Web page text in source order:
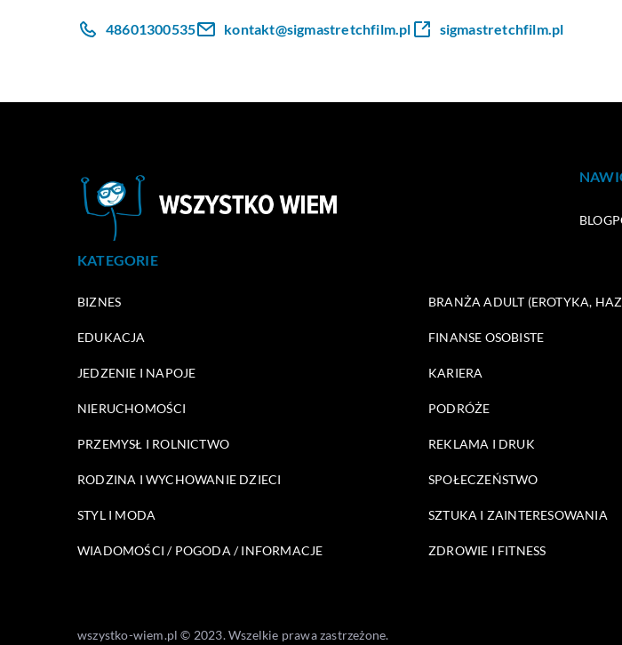
48601300535 kontakt@sigmastretchfilm.pl sigmastretchfilm.pl
BLOG
KATEGORIE
BIZNES BRANŻA ADULT (EROTYKA,
EDUKACJA FINANSE OSOBISTE
JEDZENIE I NAPOJE KARIERA
NIERUCHOMOŚCI PODRÓŻE
PRZEMYSŁ I ROLNICTWO REKLAMA I DRUK
RODZINA I WYCHOWANIE DZIECI SPOŁECZEŃSTWO
STYL I MODA SZTUKA I ZAINTERESOWANIA
WIADOMOŚCI / POGODA / INFORMACJE ZDROWIE I FITNESS
wszystko-wiem.pl © 2023. Wszelkie prawa zastrzeżone.